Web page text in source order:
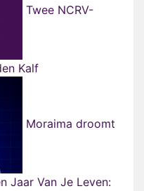
Twee NCRV-
Kalf
Moraima droomt
Jaar Van Je Leven: